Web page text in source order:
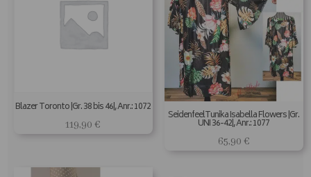
Blazer Toronto |Gr. 38 bis 46|, Anr.: 1072
119,90 €
SeidenfeelTunika Isabella Flowers |Gr.
UNI 36-42|, Anr.: 1077
65,90 €